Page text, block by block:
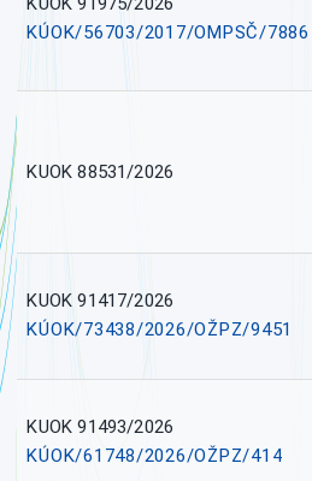
KÚOK/56703/2017/OMPSČ/7886
KUOK 88531/2026
KUOK 91417/2026
KÚOK/73438/2026/OŽPZ/9451
KUOK 91493/2026
KÚOK/61748/2026/OŽPZ/414